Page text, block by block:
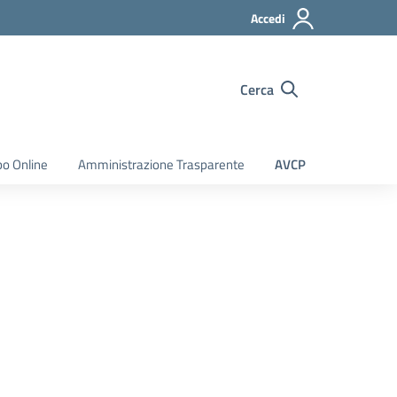
Accedi
Cerca
Online Amministrazione Trasparente AVCP